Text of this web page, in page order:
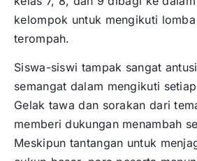
kelompok untuk mengikuti
terompah.
Siswa-siswi tampak sangat
semangat dalam mengikuti
Gelak tawa dan sorakan dari
memberi dukungan menambah
Meskipun tantangan untuk